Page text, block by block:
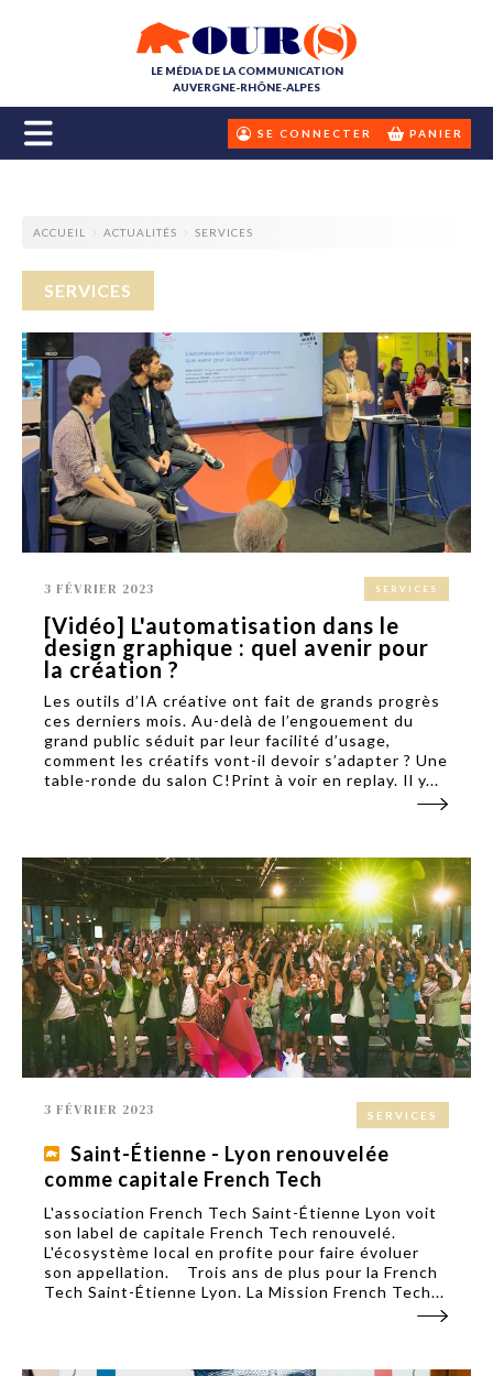
LE MÉDIA DE LA COMMUNICATION
AUVERGNE-RHÔNE-ALPES
SE CONNECTER PANIER
ACCUEIL ACTUALITÉS SERVICES
SERVICES
3 FÉVRIER 2023 SERVICES
[Vidéo] L'automatisation dans le
design graphique : quel avenir pour
la création ?
Les outils d’IA créative ont fait de grands progrès
ces derniers mois. Au-delà de l’engouement du
grand public séduit par leur facilité d’usage,
comment les créatifs vont-il devoir s’adapter ? Une
table-ronde du salon C!Print à voir en replay. Il y...
SERVICES
3 FÉVRIER 2023
Saint-Étienne - Lyon renouvelée
comme capitale French Tech
L'association French Tech Saint-Étienne Lyon voit
son label de capitale French Tech renouvelé.
L'écosystème local en profite pour faire évoluer
son appellation. Trois ans de plus pour la French
Tech Saint-Étienne Lyon. La Mission French Tech...